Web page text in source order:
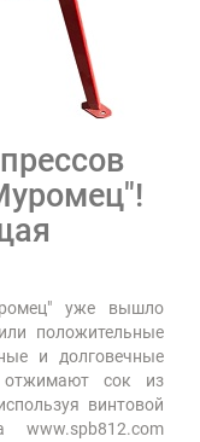
уже вышло
положительные
и долговечные
отжимают сок из
винтовой
www.spb812.com